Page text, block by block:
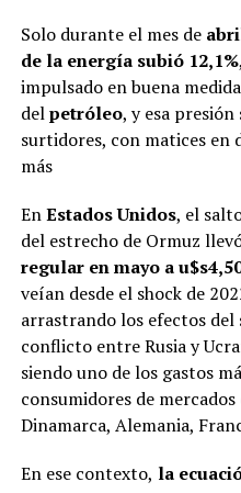
Solo durante el mes de
de la energía subió 12,1%
impulsado en buena
delpetróleo, y esa
surtidores, con matices
más
EnEstados Unidos, el
del estrecho de Ormuz
regular en mayo a
veían desde el shock de
arrastrando los efectos del
conflicto entre Rusia y
siendo uno de los gastos
consumidores de mercados
Dinamarca, Alemania,
En ese contexto, la